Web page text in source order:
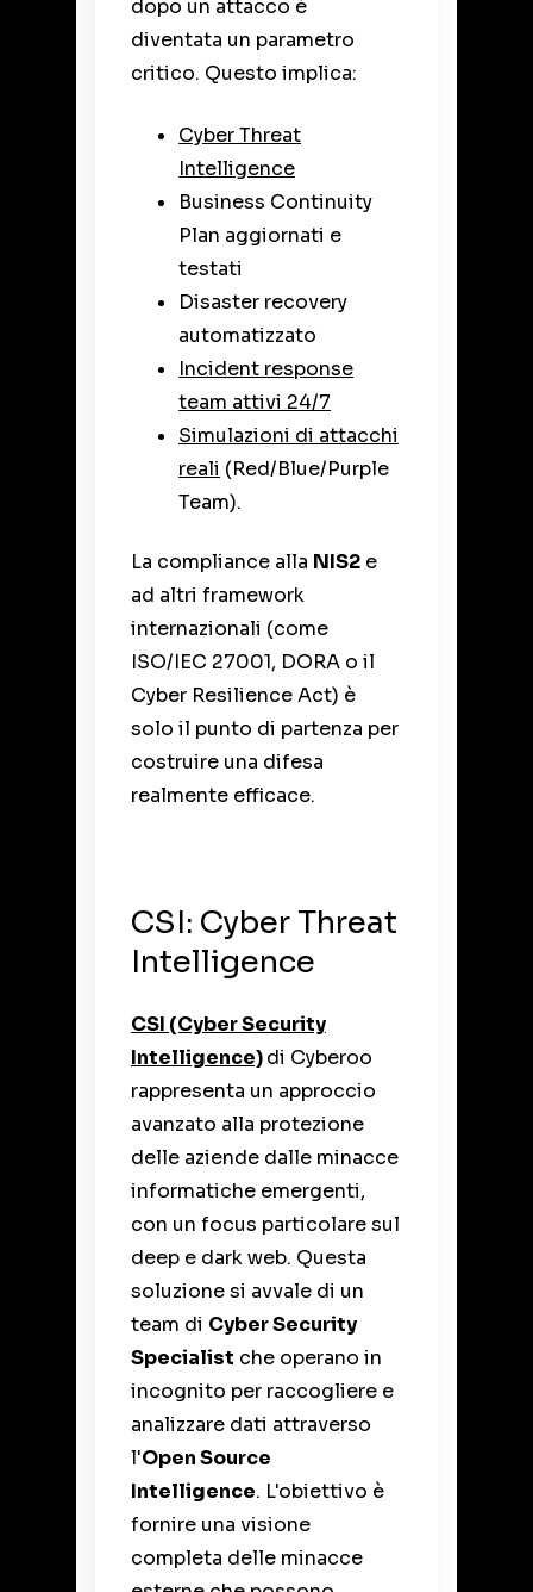
dopo un attacco è
diventata un parametro
critico. Questo implica:
Cyber Threat
Intelligence
Business Continuity
Plan aggiornati e
testati
Disaster recovery
automatizzato
Incident response
team attivi 24/7
Simulazioni di attacchi
reali (Red/Blue/Purple
Team).
La compliance alla NIS2 e
ad altri framework
internazionali (come
ISO/IEC 27001, DORA o il
Cyber Resilience Act) è
solo il punto di partenza per
costruire una difesa
realmente efficace.
CSI: Cyber Threat
Intelligence
CSI (Cyber Security
Intelligence)di Cyberoo
rappresenta un approccio
avanzato alla protezione
delle aziende dalle minacce
informatiche emergenti,
con un focus particolare sul
deep e dark web. Questa
soluzione si avvale di un
team di Cyber Security
Specialist che operano in
incognito per raccogliere e
analizzare dati attraverso
l'Open Source
Intelligence. L'obiettivo è
fornire una visione
completa delle minacce